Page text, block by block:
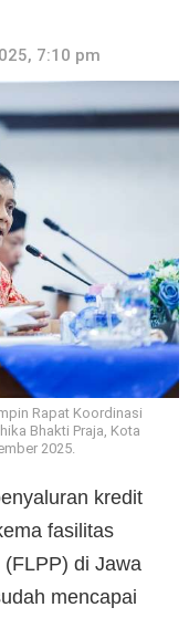
7:10 pm
Rapat Koordinasi
Bhakti Praja, Kota
2025.
kredit
fasilitas
(FLPP) di Jawa
mencapai